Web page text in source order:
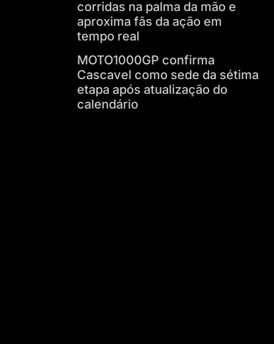
corridas na palma da mão e
aproxima fãs da ação em
tempo real
MOTO1000GP confirma
Cascavel como sede da sétima
etapa após atualização do
calendário